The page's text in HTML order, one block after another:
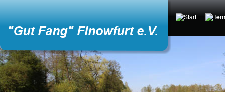
"Gut Fang" Finowfurt e.V.